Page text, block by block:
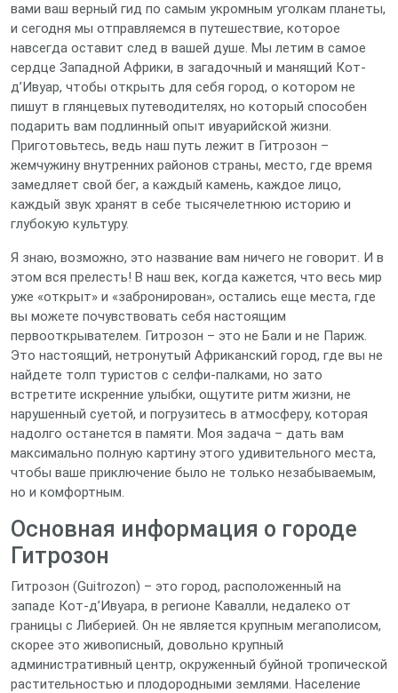
вами ваш верный гид по самым укромным уголкам планеты,
и сегодня мы отправляемся в путешествие, которое
навсегда оставит след в вашей душе. Мы летим в самое
сердце Западной Африки, в загадочный и манящий Кот-
д’Ивуар, чтобы открыть для себя город, о котором не
пишут в глянцевых путеводителях, но который способен
подарить вам подлинный опыт ивуарийской жизни.
Приготовьтесь, ведь наш путь лежит в Гитрозон –
жемчужину внутренних районов страны, место, где время
замедляет свой бег, а каждый камень, каждое лицо,
каждый звук хранят в себе тысячелетнюю историю и
глубокую культуру.
Я знаю, возможно, это название вам ничего не говорит. И в
этом вся прелесть! В наш век, когда кажется, что весь мир
уже «открыт» и «забронирован», остались еще места, где
вы можете почувствовать себя настоящим
первооткрывателем. Гитрозон – это не Бали и не Париж.
Это настоящий, нетронутый Африканский город, где вы не
найдете толп туристов с селфи-палками, но зато
встретите искренние улыбки, ощутите ритм жизни, не
нарушенный суетой, и погрузитесь в атмосферу, которая
надолго останется в памяти. Моя задача – дать вам
максимально полную картину этого удивительного места,
чтобы ваше приключение было не только незабываемым,
но и комфортным.
Основная информация о городе
Гитрозон
Гитрозон (Guitrozon) – это город, расположенный на
западе Кот-д’Ивуара, в регионе Кавалли, недалеко от
границы с Либерией. Он не является крупным мегаполисом,
скорее это живописный, довольно крупный
административный центр, окруженный буйной тропической
растительностью и плодородными землями. Население